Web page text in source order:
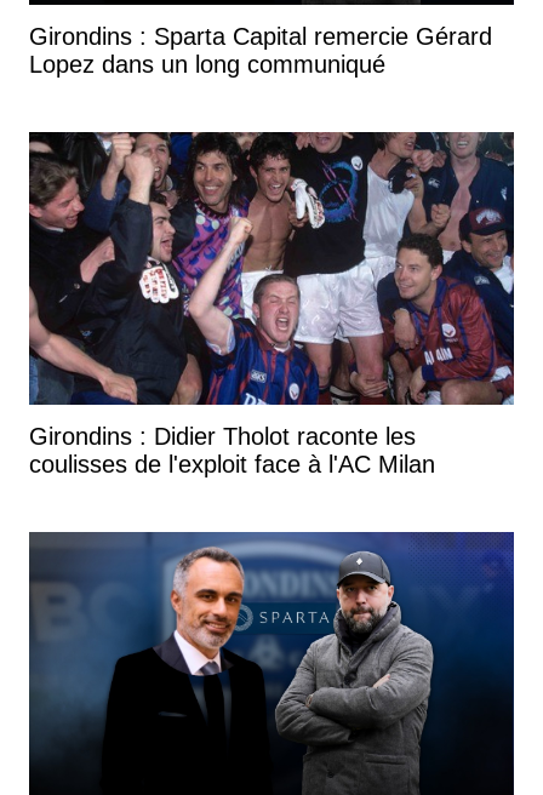
Girondins : Sparta Capital remercie Gérard
Lopez dans un long communiqué
Girondins : Didier Tholot raconte les
coulisses de l'exploit face à l'AC Milan